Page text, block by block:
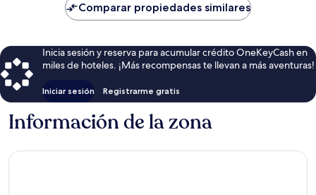
Comparar propiedades similares
Inicia sesión y reserva para acumular crédito OneKeyCash en
miles de hoteles. ¡Más recompensas te llevan a más aventuras!
Iniciar sesión Registrarme gratis
Información de la zona